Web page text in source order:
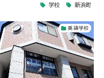
学校 新浜町
英語学校